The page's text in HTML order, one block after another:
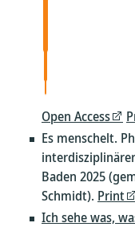
Open Access
Es menschelt.
Baden 2025
Schmidt). Print
Ich sehe was,